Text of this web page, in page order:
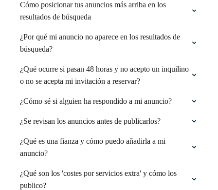
Cómo posicionar tus anuncios más arriba en los
resultados de búsqueda
¿Por qué mi anuncio no aparece en los resultados de
búsqueda?
¿Qué ocurre si pasan 48 horas y no acepto un inquilino
o no se acepta mi invitación a reservar?
¿Cómo sé si alguien ha respondido a mi anuncio?
¿Se revisan los anuncios antes de publicarlos?
¿Qué es una fianza y cómo puedo añadirla a mi
anuncio?
¿Qué son los 'costes por servicios extra' y cómo los
publico?